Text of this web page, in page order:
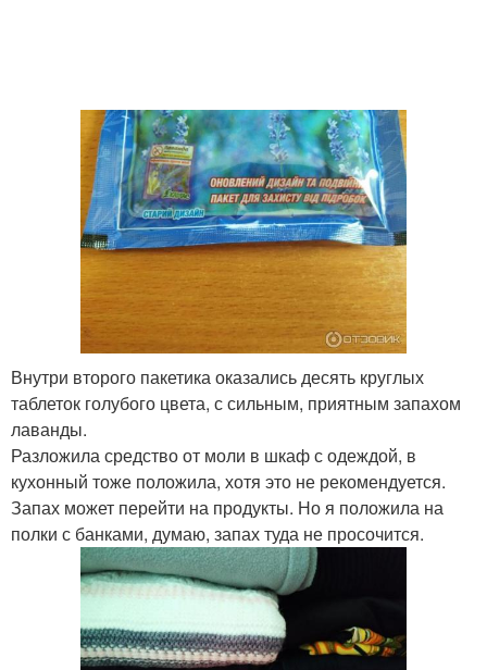
Внутри второго пакетика оказались десять круглых
таблеток голубого цвета, с сильным, приятным запахом
лаванды.
Разложила средство от моли в шкаф с одеждой, в
кухонный тоже положила, хотя это не рекомендуется.
Запах может перейти на продукты. Но я положила на
полки с банками, думаю, запах туда не просочится.